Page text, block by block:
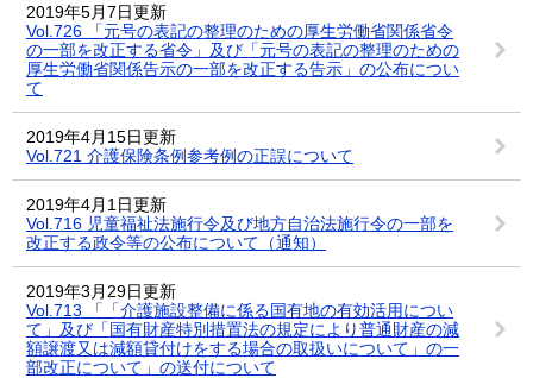
2019年5月7日更新
Vol.726 「元号の表記の整理のための厚生労働省関係省令
の一部を改正する省令」及び「元号の表記の整理のための
厚生労働省関係告示の一部を改正する告示」の公布につい
て
2019年4月15日更新
Vol.721 介護保険条例参考例の正誤について
2019年4月1日更新
Vol.716 児童福祉法施行令及び地方自治法施行令の一部を
改正する政令等の公布について（通知）
2019年3月29日更新
Vol.713 「「介護施設整備に係る国有地の有効活用につい
て」及び「国有財産特別措置法の規定により普通財産の減
額譲渡又は減額貸付けをする場合の取扱いについて」の一
部改正について」の送付について